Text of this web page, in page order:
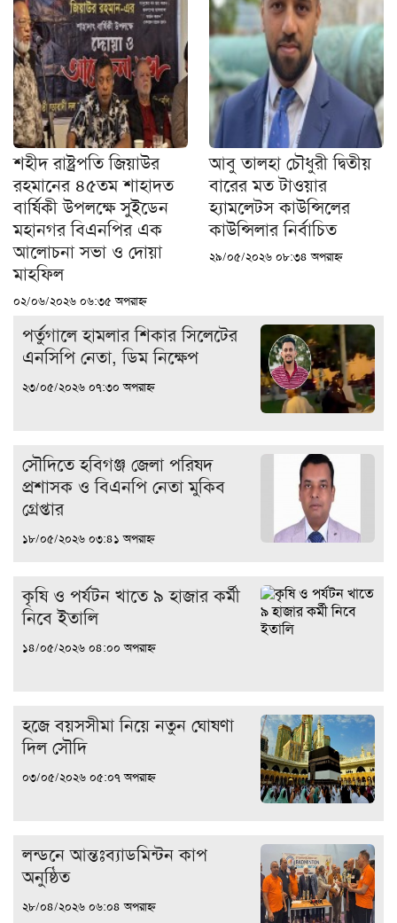
শহীদ রাষ্ট্রপতি জিয়াউর
রহমানের ৪৫তম শাহাদত
বার্ষিকী উপলক্ষে সুইডেন
মহানগর বিএনপির এক
আলোচনা সভা ও দোয়া
মাহফিল
০২/০৬/২০২৬ ০৬:৩৫ অপরাহ্ন
আবু তালহা চৌধুরী দ্বিতীয়
বারের মত টাওয়ার
হ‍্যামলেটস কাউন্সিলের
কাউন্সিলার নির্বাচিত
২৯/০৫/২০২৬ ০৮:৩৪ অপরাহ্ন
পর্তুগালে হামলার শিকার সিলেটের
এনসিপি নেতা, ডিম নিক্ষেপ
২৩/০৫/২০২৬ ০৭:৩০ অপরাহ্ন
সৌদিতে হবিগঞ্জ জেলা পরিষদ
প্রশাসক ও বিএনপি নেতা মুকিব
গ্রেপ্তার
১৮/০৫/২০২৬ ০৩:৪১ অপরাহ্ন
কৃষি ও পর্যটন খাতে ৯ হাজার কর্মী
নিবে ইতালি
১৪/০৫/২০২৬ ০৪:০০ অপরাহ্ন
হজে বয়সসীমা নিয়ে নতুন ঘোষণা
দিল সৌদি
০৩/০৫/২০২৬ ০৫:০৭ অপরাহ্ন
লন্ডনে আন্তঃব্যাডমিন্টন কাপ
অনুষ্ঠিত
২৮/০৪/২০২৬ ০৬:০৪ অপরাহ্ন